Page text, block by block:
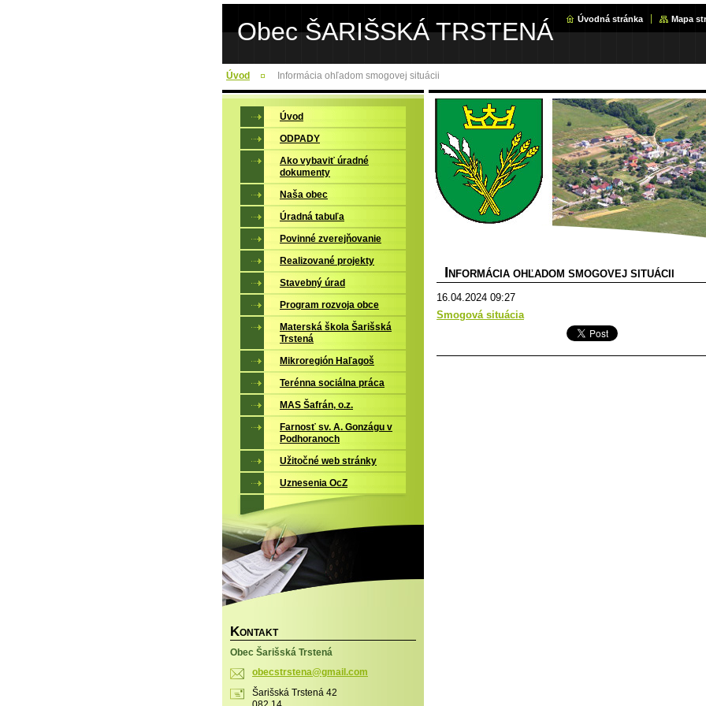
Obec ŠARIŠSKÁ TRSTENÁ Úvodná stránka Mapa
Úvod Informácia ohľadom smogovej situácii
I NFORMÁCIA OHĽADOM SMOGOVEJ SITUÁCII
16.04.2024 09:27
Smogová situácia
Úvod
ODPADY
Ako vybaviť úradné
dokumenty
Naša obec
Úradná tabuľa
Povinné zverejňovanie
Realizované projekty
Stavebný úrad
Program rozvoja obce
Materská škola Šarišská
Trstená
Mikroregión Haľagoš
Terénna sociálna práca
MAS Šafrán, o.z.
Farnosť sv. A. Gonzágu v
Podhoranoch
Užitočné web stránky
Uznesenia OcZ
KONTAKT
Obec Šarišská Trstená
obecstrstena@gmail.com
Šarišská Trstená 42